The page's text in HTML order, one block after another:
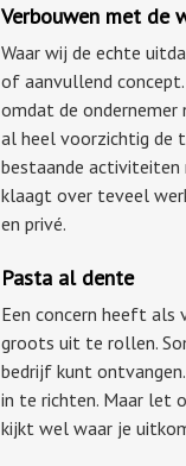
Verbouwen met de
Waar wij de echte
of aanvullend
omdat de ondernemer
al heel voorzichtig de
bestaande activiteiten
klaagt over teveel
en privé.
Pasta al dente
Een concern heeft als
groots uit te rollen.
bedrijf kunt
in te richten. Maar let
kijkt wel waar je